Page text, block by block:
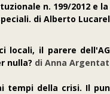
n. 199/2012
di Alberto
locali, il parere
nulla? di Anna
tempi della crisi. Il